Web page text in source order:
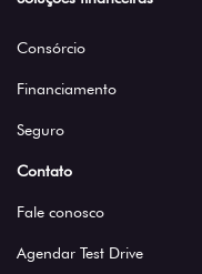
Consórcio
Financiamento
Seguro
Contato
Fale conosco
Agendar Test Drive